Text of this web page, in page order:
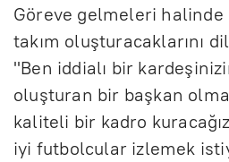
Göreve gelmeleri halinde
takım oluşturacaklarını
"Ben iddialı bir
oluşturan bir başkan
kaliteli bir kadro
iyi futbolcular izlemek